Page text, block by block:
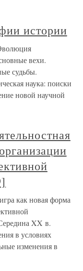
истории
вехи.
судьбы.
наука: поиски
новой научной
как новая форма
XX в.
в условиях
изменения в